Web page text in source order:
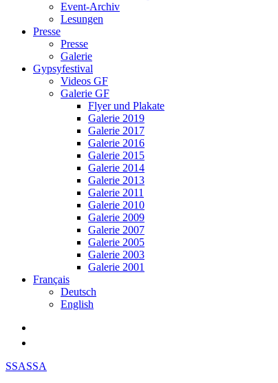
Event-Archiv
Lesungen
Presse
Presse
Galerie
Gypsyfestival
Videos GF
Galerie GF
Flyer und Plakate
Galerie 2019
Galerie 2017
Galerie 2016
Galerie 2015
Galerie 2014
Galerie 2013
Galerie 2011
Galerie 2010
Galerie 2009
Galerie 2007
Galerie 2005
Galerie 2003
Galerie 2001
Français
Deutsch
English
SSASSA